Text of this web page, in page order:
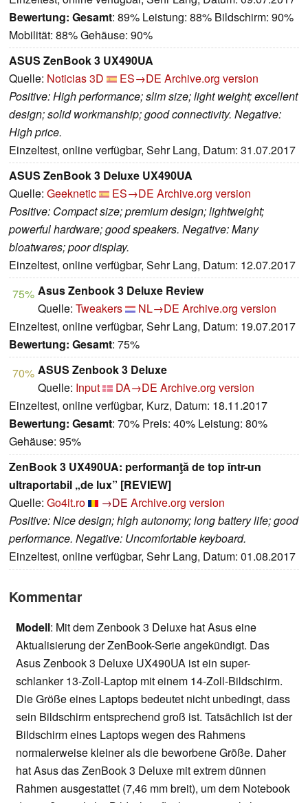
Bewertung: Gesamt: 89% Leistung: 88% Bildschirm: 90%
Mobilität: 88% Gehäuse: 90%
ASUS ZenBook 3 UX490UA
Quelle: Noticias 3D ES→DE Archive.org version
Positive: High performance; slim size; light weight; excellent
design; solid workmanship; good connectivity. Negative:
High price.
Einzeltest, online verfügbar, Sehr Lang, Datum: 31.07.2017
ASUS ZenBook 3 Deluxe UX490UA
Quelle: Geeknetic ES→DE Archive.org version
Positive: Compact size; premium design; lightweight;
powerful hardware; good speakers. Negative: Many
bloatwares; poor display.
Einzeltest, online verfügbar, Sehr Lang, Datum: 12.07.2017
75% Asus Zenbook 3 Deluxe Review
Quelle: Tweakers NL→DE Archive.org version
Einzeltest, online verfügbar, Sehr Lang, Datum: 19.07.2017
Bewertung: Gesamt: 75%
70% ASUS Zenbook 3 Deluxe
Quelle: Input DA→DE Archive.org version
Einzeltest, online verfügbar, Kurz, Datum: 18.11.2017
Bewertung: Gesamt: 70% Preis: 40% Leistung: 80%
Gehäuse: 95%
ZenBook 3 UX490UA: performanţă de top într-un
ultraportabil „de lux” [REVIEW]
Quelle: Go4it.ro →DE Archive.org version
Positive: Nice design; high autonomy; long battery life; good
performance. Negative: Uncomfortable keyboard.
Einzeltest, online verfügbar, Sehr Lang, Datum: 01.08.2017
Kommentar
Modell: Mit dem Zenbook 3 Deluxe hat Asus eine
Aktualisierung der ZenBook-Serie angekündigt. Das
Asus Zenbook 3 Deluxe UX490UA ist ein super-
schlanker 13-Zoll-Laptop mit einem 14-Zoll-Bildschirm.
Die Größe eines Laptops bedeutet nicht unbedingt, dass
sein Bildschirm entsprechend groß ist. Tatsächlich ist der
Bildschirm eines Laptops wegen des Rahmens
normalerweise kleiner als die beworbene Größe. Daher
hat Asus das ZenBook 3 Deluxe mit extrem dünnen
Rahmen ausgestattet (7,46 mm breit), um dem Notebook